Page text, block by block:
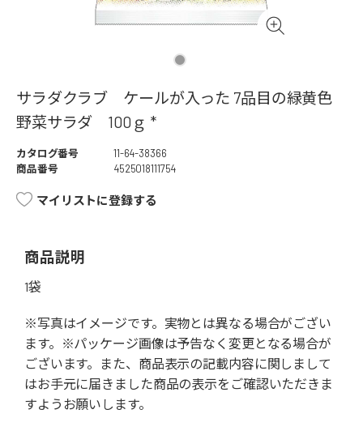
サラダクラブ ケールが入った 7品目の緑黄色
野菜サラダ 100ｇ *
カタログ番号
11-64-38366
商品番号
4525018111754
マイリストに登録する
商品説明
1袋
※写真はイメージです。実物とは異なる場合がござい
ます。※パッケージ画像は予告なく変更となる場合が
ございます。また、商品表示の記載内容に関しまして
はお手元に届きました商品の表示をご確認いただきま
すようお願いします。